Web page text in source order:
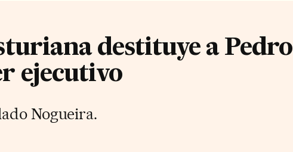
destituye a Pedro
ejecutivo
Nogueira.